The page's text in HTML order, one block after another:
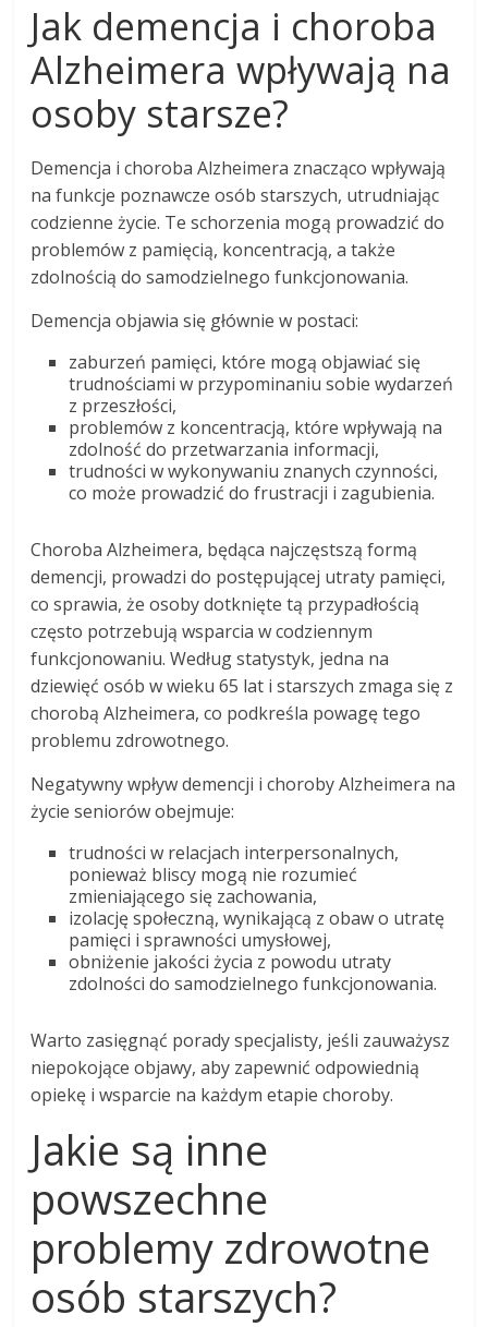
Jak demencja i choroba
Alzheimera wpływają na
osoby starsze?
Demencja i choroba Alzheimera znacząco wpływają
na funkcje poznawcze osób starszych, utrudniając
codzienne życie. Te schorzenia mogą prowadzić do
problemów z pamięcią, koncentracją, a także
zdolnością do samodzielnego funkcjonowania.
Demencja objawia się głównie w postaci:
zaburzeń pamięci, które mogą objawiać się
trudnościami w przypominaniu sobie wydarzeń
z przeszłości,
problemów z koncentracją, które wpływają na
zdolność do przetwarzania informacji,
trudności w wykonywaniu znanych czynności,
co może prowadzić do frustracji i zagubienia.
Choroba Alzheimera, będąca najczęstszą formą
demencji, prowadzi do postępującej utraty pamięci,
co sprawia, że osoby dotknięte tą przypadłością
często potrzebują wsparcia w codziennym
funkcjonowaniu. Według statystyk, jedna na
dziewięć osób w wieku 65 lat i starszych zmaga się z
chorobą Alzheimera, co podkreśla powagę tego
problemu zdrowotnego.
Negatywny wpływ demencji i choroby Alzheimera na
życie seniorów obejmuje:
trudności w relacjach interpersonalnych,
ponieważ bliscy mogą nie rozumieć
zmieniającego się zachowania,
izolację społeczną, wynikającą z obaw o utratę
pamięci i sprawności umysłowej,
obniżenie jakości życia z powodu utraty
zdolności do samodzielnego funkcjonowania.
Warto zasięgnąć porady specjalisty, jeśli zauważysz
niepokojące objawy, aby zapewnić odpowiednią
opiekę i wsparcie na każdym etapie choroby.
Jakie są inne
powszechne
problemy zdrowotne
osób starszych?